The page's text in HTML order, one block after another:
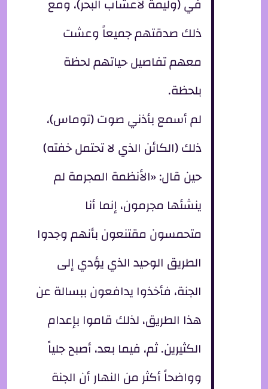
في (وليمة لأعشاب البحر)، ومع
ذلك صدقتهم جميعاً وعشت
معهم تفاصيل حياتهم لحظة
بلحظة.
لم أسمع بأذني صوت (توماس)،
ذلك (الكائن الذي لا تحتمل خفته)
حين قال: «الأنظمة المجرمة لم
ينشئها مجرمون، إنما أنا
متحمسون مقتنعون بأنهم وجدوا
الطريق الوحيد الذي يؤدي إلى
الجنة، فأخذوا يدافعون ببسالة عن
هذا الطريق، لذلك قاموا بإعدام
الكثيرين. ثم، فيما بعد، أصبح جلياً
وواضحاً أكثر من النهار أن الجنة